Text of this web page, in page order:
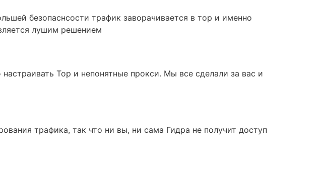
безопаснсости трафик заворачивается в тор и именно
лушим решением
Тор и непонятные прокси. Мы все сделали за вас и
трафика, так что ни вы, ни сама Гидра не получит доступ